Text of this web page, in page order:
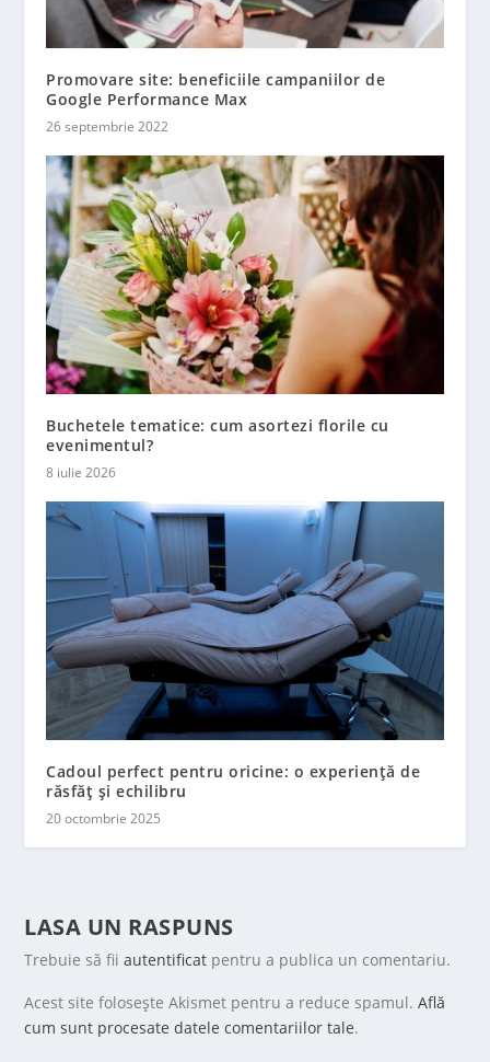
Promovare site: beneficiile campaniilor de
Google Performance Max
26 septembrie 2022
Buchetele tematice: cum asortezi florile cu
evenimentul?
8 iulie 2026
Cadoul perfect pentru oricine: o experiență de
răsfăț și echilibru
20 octombrie 2025
LASA UN RASPUNS
Trebuie să fiiautentificat pentru a publica un comentariu.
Acest site folosește Akismet pentru a reduce spamul.Află
cum sunt procesate datele comentariilor tale.